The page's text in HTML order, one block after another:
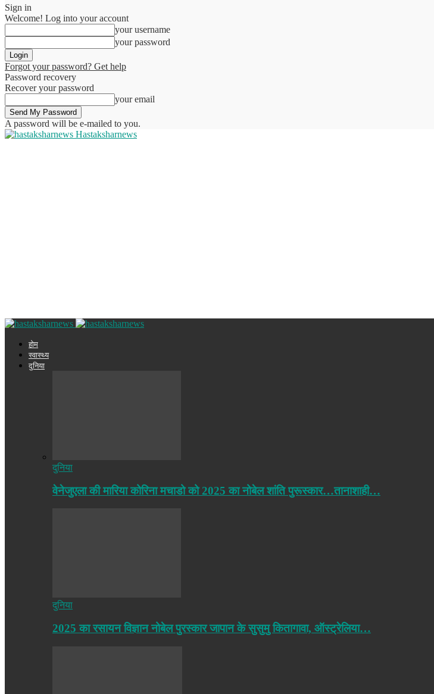
Sign in
Welcome! Log into your account
your username
your password
Forgot your password? Get help
Password recovery
Recover your password
your email
A password will be e-mailed to you.
Hastaksharnews
होम
स्वास्थ्य
दुनिया
दुनिया
वेनेजुएला की मारिया कोरिना मचाडो को 2025 का नोबेल शांति पुरूस्कार…तानाशाही…
दुनिया
2025 का रसायन विज्ञान नोबेल पुरस्कार जापान के सुसुमु कितागावा, ऑस्ट्रेलिया…